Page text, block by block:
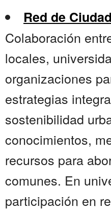
Red de
Colaboración
locales,
organizaciones
estrategias
sostenibilidad
conocimientos,
recursos para
comunes. En
participación en